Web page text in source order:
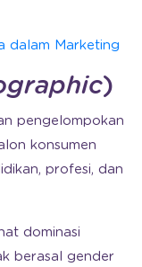
dalam Marketing
)
pengelompokan
konsumen
profesi, dan
dominasi
berasal gender